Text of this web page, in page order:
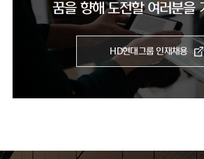
꿈을 향해 도전할 여러분을
HD현대그룹 인재채용